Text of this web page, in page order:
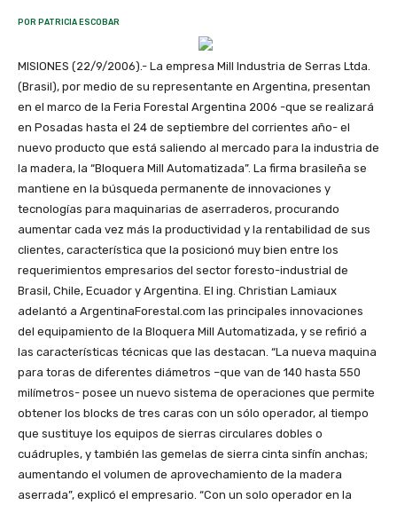
POR PATRICIA ESCOBAR
MISIONES (22/9/2006).- La empresa Mill Industria de Serras Ltda.
(Brasil), por medio de su representante en Argentina, presentan
en el marco de la Feria Forestal Argentina 2006 -que se realizará
en Posadas hasta el 24 de septiembre del corrientes año- el
nuevo producto que está saliendo al mercado para la industria de
la madera, la “Bloquera Mill Automatizada”. La firma brasileña se
mantiene en la búsqueda permanente de innovaciones y
tecnologías para maquinarias de aserraderos, procurando
aumentar cada vez más la productividad y la rentabilidad de sus
clientes, característica que la posicionó muy bien entre los
requerimientos empresarios del sector foresto-industrial de
Brasil, Chile, Ecuador y Argentina. El ing. Christian Lamiaux
adelantó a ArgentinaForestal.com las principales innovaciones
del equipamiento de la Bloquera Mill Automatizada, y se refirió a
las características técnicas que las destacan. “La nueva maquina
para toras de diferentes diámetros –que van de 140 hasta 550
milímetros- posee un nuevo sistema de operaciones que permite
obtener los blocks de tres caras con un sólo operador, al tiempo
que sustituye los equipos de sierras circulares dobles o
cuádruples, y también las gemelas de sierra cinta sinfín anchas;
aumentando el volumen de aprovechamiento de la madera
aserrada”, explicó el empresario. “Con un solo operador en la